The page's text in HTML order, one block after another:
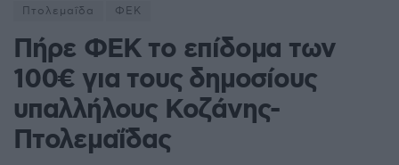
Πτολεμαΐδα
ΦΕΚ
Πήρε ΦΕΚ το επίδομα των
100€ για τους δημοσίους
υπαλλήλους Κοζάνης-
Πτολεμαΐδας